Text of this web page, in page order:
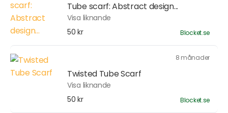
Tube scarf: Abstract design...
Visa liknande
50 kr
Blocket.se
8 månader
Twisted Tube Scarf
Visa liknande
50 kr
Blocket.se